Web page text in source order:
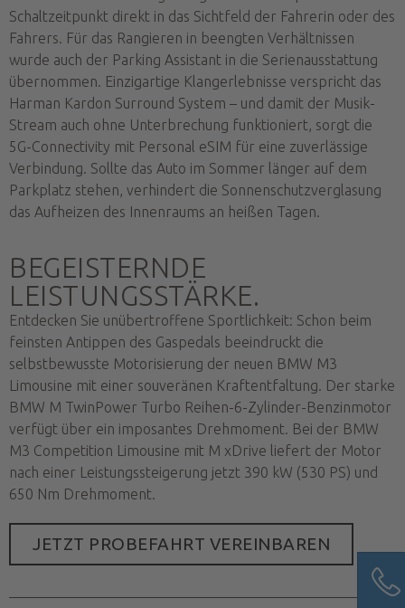
Schaltzeitpunkt direkt in das Sichtfeld der Fahrerin oder des
Fahrers. Für das Rangieren in beengten Verhältnissen
wurde auch der Parking Assistant in die Serienausstattung
übernommen. Einzigartige Klangerlebnisse verspricht das
Harman Kardon Surround System – und damit der Musik-
Stream auch ohne Unterbrechung funktioniert, sorgt die
5G-Connectivity mit Personal eSIM für eine zuverlässige
Verbindung. Sollte das Auto im Sommer länger auf dem
Parkplatz stehen, verhindert die Sonnenschutzverglasung
das Aufheizen des Innenraums an heißen Tagen.
BEGEISTERNDE
LEISTUNGSSTÄRKE.
Entdecken Sie unübertroffene Sportlichkeit: Schon beim
feinsten Antippen des Gaspedals beeindruckt die
selbstbewusste Motorisierung der neuen BMW M3
Limousine mit einer souveränen Kraftentfaltung. Der starke
BMW M TwinPower Turbo Reihen-6-Zylinder-Benzinmotor
verfügt über ein imposantes Drehmoment. Bei der BMW
M3 Competition Limousine mit M xDrive liefert der Motor
nach einer Leistungssteigerung jetzt 390 kW (530 PS) und
650 Nm Drehmoment.
JETZT PROBEFAHRT VEREINBAREN